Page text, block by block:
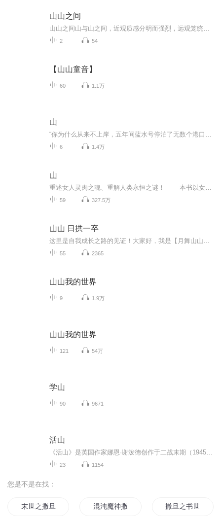
山山之间
2 54
【山山童音】
60 1.1万
山
6 1.4万
山
59 327.5万
山山 日拱一卒
55 2365
山山我的世界
9 1.9万
山山我的世界
121 54万
学山
90 9671
活山
23 1154
您是不是在找：
末世之撒旦的宽恕 混沌魔神撒旦 撒旦之书世界末日